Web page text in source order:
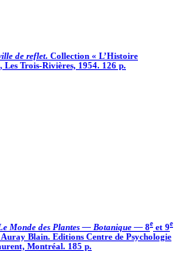
de reflet. Collection « L’Histoire
Les Trois-Rivières, 1954. 126 p.
Monde des Plantes — Botanique — 8e et 9e
Blain. Editions Centre de Psychologie
Montréal. 185 p.